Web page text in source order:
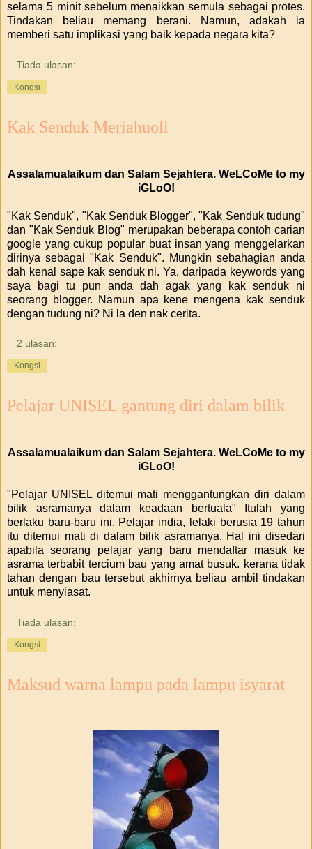
selama 5 minit sebelum menaikkan semula sebagai protes.
Tindakan beliau memang berani. Namun, adakah ia
memberi satu implikasi yang baik kepada negara kita?
Tiada ulasan:
Kongsi
Kak Senduk Meriahuoll
Assalamualaikum dan Salam Sejahtera. WeLCoMe to my
iGLoO!
"Kak Senduk", "Kak Senduk Blogger", "Kak Senduk tudung"
dan "Kak Senduk Blog" merupakan beberapa contoh carian
google yang cukup popular buat insan yang menggelarkan
dirinya sebagai "Kak Senduk". Mungkin sebahagian anda
dah kenal sape kak senduk ni. Ya, daripada keywords yang
saya bagi tu pun anda dah agak yang kak senduk ni
seorang blogger. Namun apa kene mengena kak senduk
dengan tudung ni? Ni la den nak cerita.
2 ulasan:
Kongsi
Pelajar UNISEL gantung diri dalam bilik
Assalamualaikum dan Salam Sejahtera. WeLCoMe to my
iGLoO!
"Pelajar UNISEL ditemui mati menggantungkan diri dalam
bilik asramanya dalam keadaan bertuala" Itulah yang
berlaku baru-baru ini. Pelajar india, lelaki berusia 19 tahun
itu ditemui mati di dalam bilik asramanya. Hal ini disedari
apabila seorang pelajar yang baru mendaftar masuk ke
asrama terbabit tercium bau yang amat busuk. kerana tidak
tahan dengan bau tersebut akhirnya beliau ambil tindakan
untuk menyiasat.
Tiada ulasan:
Kongsi
Maksud warna lampu pada lampu isyarat